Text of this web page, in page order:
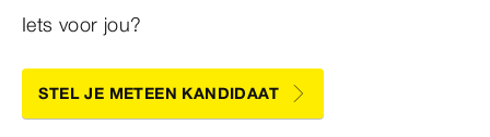
Iets voor jou?
STEL JE METEEN KANDIDAAT